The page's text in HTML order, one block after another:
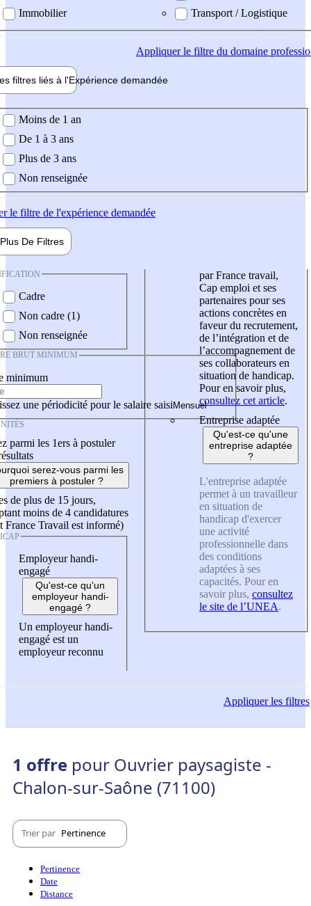
Immobilier
Transport / Logistique
Appliquerle filtre du domaine
filtres liés à l'Expérience demandée
demandée
Moins de 1 an
De 1 à 3 ans
Plus de 3 ans
Non renseignée
le filtre de l'expérience demandée
Plus De Filtres
Cadre
Non cadre (1)
Non renseignée
BRUT MINIMUM
minimum
une périodicité pour le salaire saisi
parmi les 1ers à postuler
serez-vous parmi les
premiers à postuler ?
de plus de 15 jours,
moins de 4 candidatures
France Travail est informé)
Employeur handi-
engagé
Qu'est-ce qu'un
employeur handi-
engagé ?
Un employeur handi-
engagé est un
employeur reconnu
par France travail,
Cap emploi et ses
partenaires pour ses
actions concrètes en
faveur du recrutement,
de l’intégration et de
l’accompagnement de
ses collaborateurs en
situation de handicap.
Pour en savoir plus,
consultez cet article.
Entreprise adaptée
Qu'est-ce qu'une
entreprise adaptée
?
L'entreprise adaptée
permet à un travailleur
en situation de
handicap d'exercer
une activité
professionnelle dans
des conditions
adaptées à ses
capacités. Pour en
savoir plus, consultez
le site de l’UNEA.
Appliquerles filtres
1 offre pour Ouvrier paysagiste -
Chalon-sur-Saône (71100)
Trier par Pertinence
Pertinence
Date
Distance